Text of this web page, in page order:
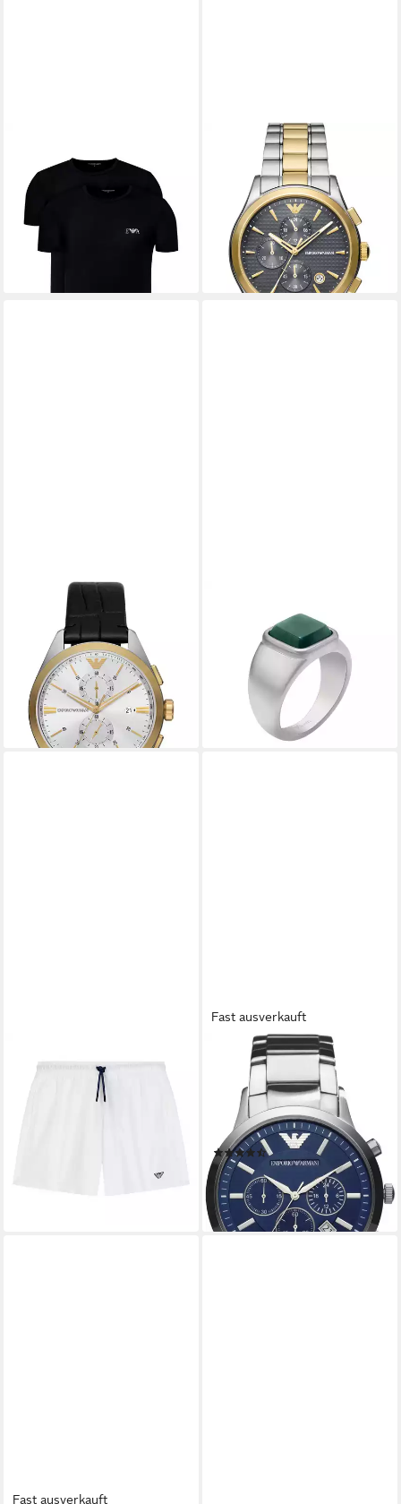
T-Shirt T-Shirt 2-PACK CREW
NECK (2-tlg., 2)
69,95 €
lieferbar - in 3-4 Werktagen bei dir
EMPORIO ARMANI
Chronograph Emporio Armani
Herren-Uhren Analog Quarz
ab 219,00 € UVP390,00 €
-44%
lieferbar - in 2-3 Werktagen bei dir
EMPORIO ARMANI
Chronograph Emporio Armani
Herren-Uhren Analog Quarz
ab 159,00 € UVP290,00 €
-45%
lieferbar - in 2-3 Werktagen bei dir
Fingerring Schmuck
Geschenk Edelstahl, mit Achat
oder Sodalith
99,00 €
lieferbar - in 1-2 Werktagen bei dir
Badeshorts Badeshorts mit
Markendetails
Fast ausverkauft
EMPORIO ARMANI
Chronograph AR2448,
Quarzuhr, Armbanduhr,
Herrenuhr, Stoppfunktion,
Edelstahlarmband
(10)
ab 239,00 € 369,00 €
-35%
lieferbar - in 4-5 Werktagen bei dir
Fast ausverkauft